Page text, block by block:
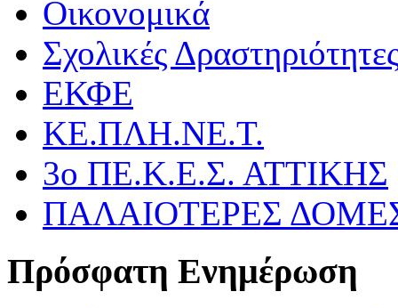
Οικονομικά
Σχολικές
ΕΚΦΕ
ΚΕ.ΠΛΗ.ΝΕ.Τ.
3ο ΠΕ.Κ.Ε.Σ. ΑΤΤΙΚΗΣ
ΠΑΛΑΙΟΤΕΡΕΣ
Πρόσφατη Ενημέρωση